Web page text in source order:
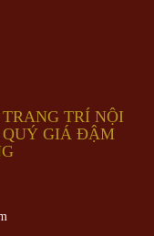
TRÍ NỘI
QUÝ GIÁ ĐẬM